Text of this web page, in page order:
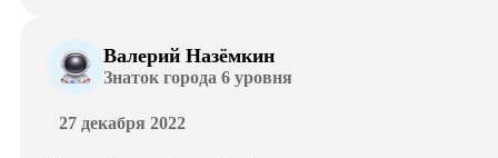
Валерий Назёмкин
Знаток города 6 уровня
27 декабря 2022